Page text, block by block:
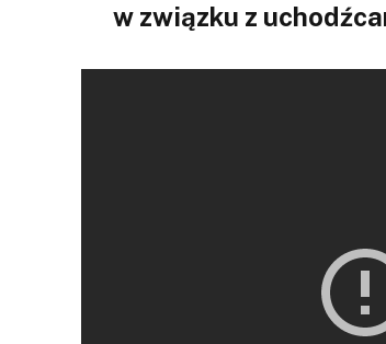
w związku z